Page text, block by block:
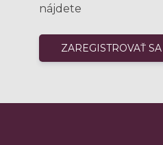
nájdete